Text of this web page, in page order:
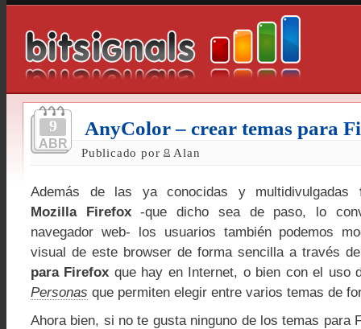
9
ABR
AnyColor – crear temas para
Publicado por Alan
Además de las ya conocidas y multidivulgadas
Mozilla Firefox-que dicho sea de paso, lo
navegador web- los usuarios también podemos
visual de este browser de forma sencilla a través
para Firefox que hay en Internet, o bien con el uso
Personas que permiten elegir entre varios temas de
Ahora bien, si no te gusta ninguno de los temas para